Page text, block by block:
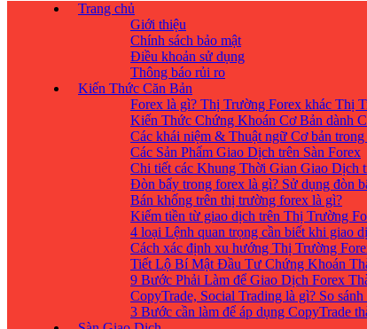
Trang chủ
Giới thiệu
Chính sách bảo mật
Điều khoản sử dụng
Thông báo rủi ro
Kiến Thức Căn Bản
Forex là gì? Thị Trường Forex khác Thị
Kiến Thức Chứng Khoán Cơ Bản dành
Các khái niệm & Thuật ngữ Cơ bản
Các Sản Phẩm Giao Dịch trên Sàn Forex
Chi tiết các Khung Thời Gian Giao Dịch
Đòn bẩy trong forex là gì? Sử dụng đòn
Bán khống trên thị trường forex là gì?
Kiếm tiền từ giao dịch trên Thị Trường
4 loại Lệnh quan trọng cần biết khi giao
Cách xác định xu hướng Thị Trường
Tiết Lộ Bí Mật Đầu Tư Chứng Khoán
9 Bước Phải Làm để Giao Dịch Forex
CopyTrade, Social Trading là gì? So
3 Bước cần làm để áp dụng CopyTrade